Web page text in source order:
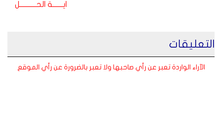
ايـــــــة الحـــــــــــل
التعليقات
الآراء الواردة تعبر عن رأي صاحبها ولا تعبر بالضرورة عن رأي الموقع